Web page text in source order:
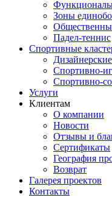
Зоны
Падел-теннис
Спортивные
Спортивно-
Спортивно-
Услуги
Клиентам
О компании
Новости
Отзывы и
Сертификаты
География
Возврат
Галерея проектов
Контакты